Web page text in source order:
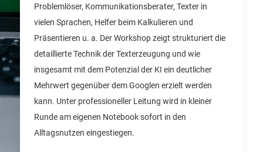
Problemlöser, Kommunikationsberater, Texter in
vielen Sprachen, Helfer beim Kalkulieren und
Präsentieren u. a. Der Workshop zeigt strukturiert die
detaillierte Technik der Texterzeugung und wie
insgesamt mit dem Potenzial der KI ein deutlicher
Mehrwert gegenüber dem Googlen erzielt werden
kann. Unter professioneller Leitung wird in kleiner
Runde am eigenen Notebook sofort in den
Alltagsnutzen eingestiegen.